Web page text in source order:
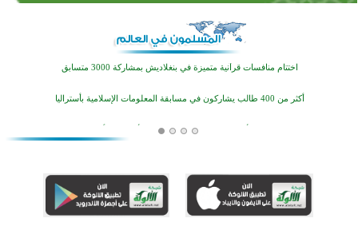
اختتام الدورة التاسعة لمسابقة حفظ وتلاوة القرآن الكريم في أزناكاييف
تيسليتش تختتم برنامجا تعليميا لتعزيز القيم وبناء الشخصية للشباب المسلمين
اختتام منافسات قرآنية متميزة في بنغلاديش بمشاركة 3000 متسابق
أكثر من 400 طالب يشاركون في مسابقة المعلومات الإسلامية بأستراليا
افتتاح تاريخي لأول مسجد في بلييفليا بالجبل الأسود منذ أكثر من قرن
أكبر مشروع إسلامي في ريف أستراليا يفتتح أبوابه بعد سنوات من العمل والعطاء